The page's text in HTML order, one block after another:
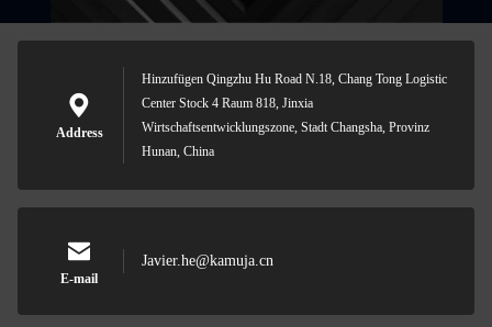
Address
Hinzufügen Qingzhu Hu Road N.18, Chang Tong Logistic
Center Stock 4 Raum 818, Jinxia
Wirtschaftsentwicklungszone, Stadt Changsha, Provinz
Hunan, China
E-mail
Javier.he@kamuja.cn